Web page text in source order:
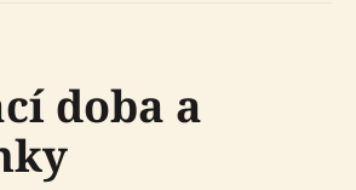
doba a